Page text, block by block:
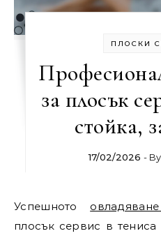
ПЛОСКИ
за плосък
стойка,
17/02/2026 - By
Успешното
плосък сервис в